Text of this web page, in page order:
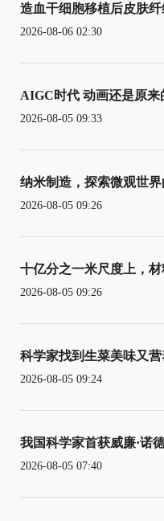
造血干细胞移植后皮肤
2026-08-06 02:30
AIGC时代 动画还是原来
2026-08-05 09:33
纳米制造，探索微观世
2026-08-05 09:26
十亿分之一米尺度上，
2026-08-05 09:26
科学家找到生菜美味又
2026-08-05 09:24
我国科学家首获威廉·诺
2026-08-05 07:40